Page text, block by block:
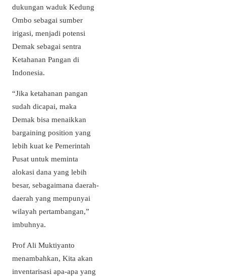
dukungan waduk Kedung
Ombo sebagai sumber
irigasi, menjadi potensi
Demak sebagai sentra
Ketahanan Pangan di
Indonesia.
“Jika ketahanan pangan
sudah dicapai, maka
Demak bisa menaikkan
bargaining position yang
lebih kuat ke Pemerintah
Pusat untuk meminta
alokasi dana yang lebih
besar, sebagaimana daerah-
daerah yang mempunyai
wilayah pertambangan,”
imbuhnya.
Prof Ali Muktiyanto
menambahkan, Kita akan
inventarisasi apa-apa yang